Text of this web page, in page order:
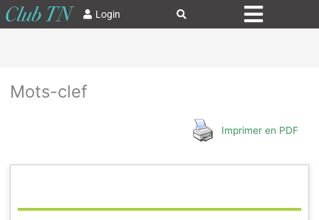
Login
Mots-clef
Imprimer en PDF